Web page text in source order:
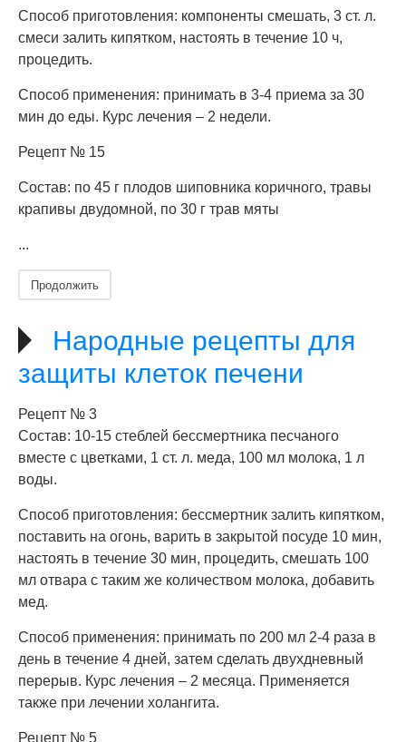
Способ приготовления: компоненты смешать, 3 ст. л.
смеси залить кипятком, настоять в течение 10 ч,
процедить.
Способ применения: принимать в 3-4 приема за 30
мин до еды. Курс лечения – 2 недели.
Рецепт № 15
Состав: по 45 г плодов шиповника коричного, травы
крапивы двудомной, по 30 г трав мяты
...
Продолжить
Народные рецепты для
защиты клеток печени
Рецепт № 3
Состав: 10-15 стеблей бессмертника песчаного
вместе с цветками, 1 ст. л. меда, 100 мл молока, 1 л
воды.
Способ приготовления: бессмертник залить кипятком,
поставить на огонь, варить в закрытой посуде 10 мин,
настоять в течение 30 мин, процедить, смешать 100
мл отвара с таким же количеством молока, добавить
мед.
Способ применения: принимать по 200 мл 2-4 раза в
день в течение 4 дней, затем сделать двухдневный
перерыв. Курс лечения – 2 месяца. Применяется
также при лечении холангита.
Рецепт № 5